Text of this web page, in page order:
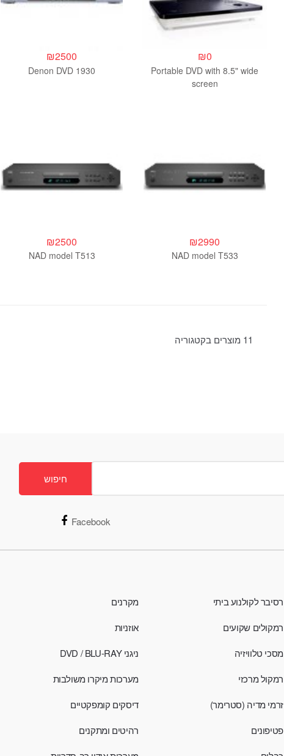
₪0
Portable DVD with 8.5" wide
screen
₪2500
Denon DVD 1930
₪2990
NAD model T533
₪2500
NAD model T513
11 מוצרים בקטגוריה
חיפוש
Facebook
רסיבר לקולנוע ביתי
רמקולים שקועים
מסכי טלוויזיה
רמקול מרכזי
זרמי מדיה (סטרימר)
פטיפונים
מקרנים
אוזניות
ניגני DVD / BLU-RAY
מערכות מיקרו משולבות
דיסקים קומפקטיים
רהיטים ומתקנים